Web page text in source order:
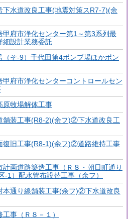
下水道改良工事(地震対策スR7-7)(余
甲府市浄化センター第1～第3系列最
細設計業務委託
（そ-9）千代田第4ポンプ場ほかポン
甲府市浄化センターコントロールセン
原牧場解体工事
装工事(R8-2)(余フ)②下水道改良工
旧工事(R8-1)(余フ)②道路維持工事
画道路築造工事（Ｒ８・朝日町通り
1）配水管布設替工事（余フ）
通り線舗装工事(余フ)②下水道改良
事（Ｒ８－１）